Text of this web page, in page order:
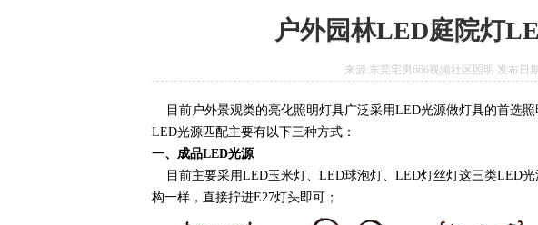
户外园林LED庭院灯
来源:东莞宅男666视频社区照明 发布日
目前户外景观类的亮化照明灯具广泛采用LED光源做灯具的首选照
LED光源匹配主要有以下三种方式：
一、成品LED光源
目前主要采用LED玉米灯、LED球泡灯、LED灯丝灯这三类LED
构一样，直接拧进E27灯头即可；